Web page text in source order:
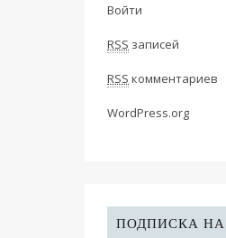
Войти
RSS записей
RSS комментариев
WordPress.org
ПОДПИСКА